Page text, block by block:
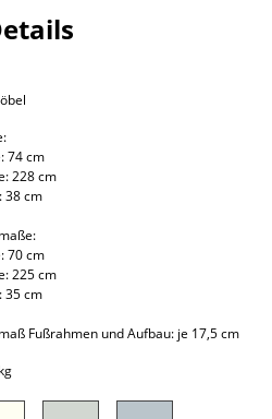
74 cm
228 cm
38 cm
70 cm
225 cm
35 cm
Fußrahmen und Aufbau: je 17,5 cm